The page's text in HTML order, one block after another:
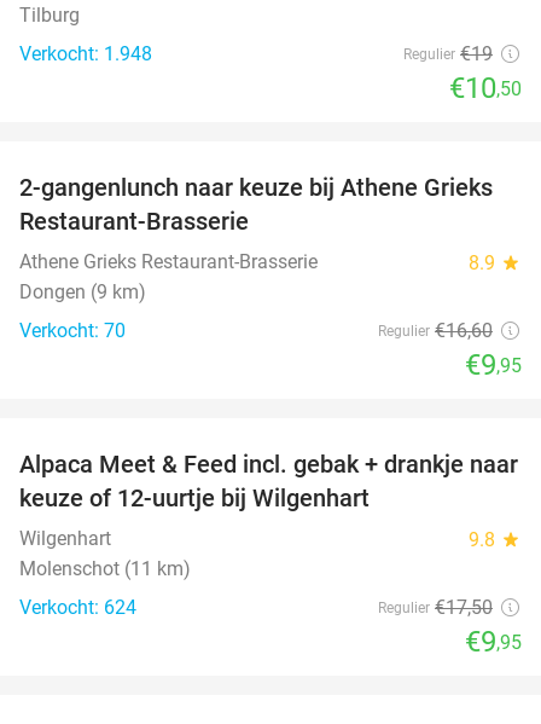
Tilburg
Verkocht: 1.948
Regulier €19
€10,50
40%
2-gangenlunch naar keuze bij Athene Grieks
Restaurant-Brasserie
Athene Grieks Restaurant-Brasserie 8.9 star
Dongen (9 km)
Verkocht: 70
Regulier €16,60
€9,95
43%
Alpaca Meet & Feed incl. gebak + drankje naar
keuze of 12-uurtje bij Wilgenhart
Wilgenhart 9.8 star
Molenschot (11 km)
Verkocht: 624
Regulier €17,50
€9,95